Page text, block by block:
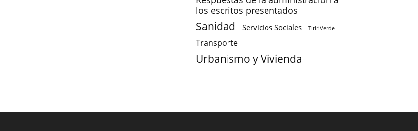
los escritos presentados
Sanidad Servicios Sociales TitiriVerde
Transporte
Urbanismo y Vivienda